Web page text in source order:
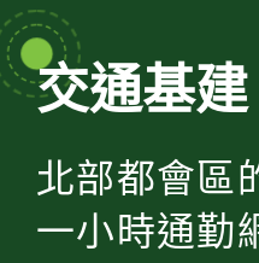
交通基建
北部都會區
一小時通勤